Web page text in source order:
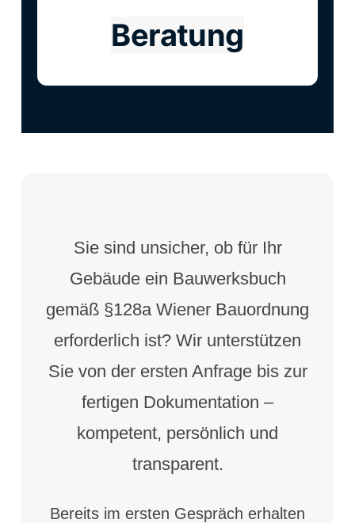
Beratung
Sie sind unsicher, ob für Ihr
Gebäude ein Bauwerksbuch
gemäß §128a Wiener Bauordnung
erforderlich ist? Wir unterstützen
Sie von der ersten Anfrage bis zur
fertigen Dokumentation –
kompetent, persönlich und
transparent.
Bereits im ersten Gespräch erhalten